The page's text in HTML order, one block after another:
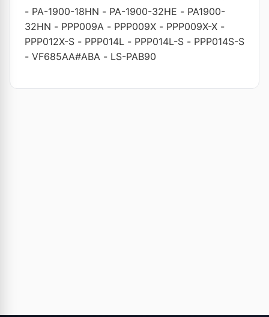
- PA-1900-18HN - PA-1900-32HE - PA1900-
32HN - PPP009A - PPP009X - PPP009X-X -
PPP012X-S - PPP014L - PPP014L-S - PPP014S-S
- VF685AA#ABA - LS-PAB90